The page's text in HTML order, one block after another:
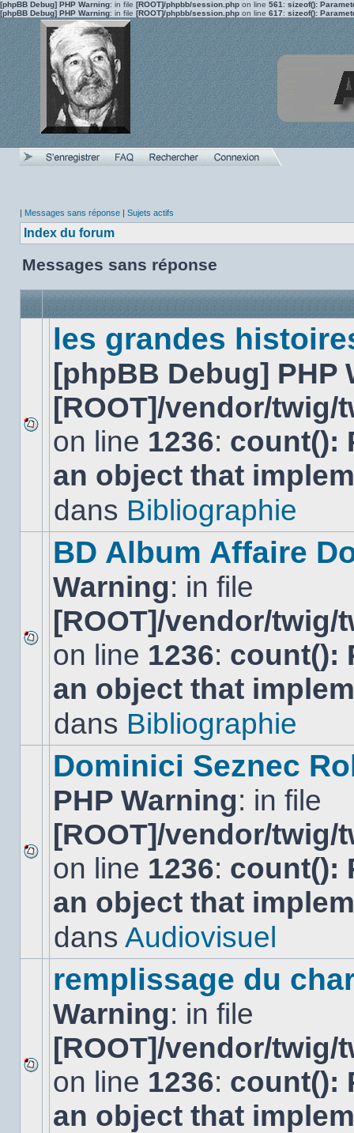
[phpBB Debug] PHP Warning: in file [ROOT]/phpbb/session.php on line 561 : sizeof():
[phpBB Debug] PHP Warning: in file [ROOT]/phpbb/session.php on line 617: sizeof():
| Messages sans réponse | Sujets actifs
Index du forum
Messages sans réponse
Aucun
nouveau
message
non-
dans
les grandes
[phpBB Debug] PHP
[ROOT]/vendor/
on line 1236: count():
an object that
dans Bibliographie
Aucun
nouveau
message
non-
dans
BD Album Affaire
Warning: in file
[ROOT]/vendor/
on line 1236: count():
an object that
dans Bibliographie
Aucun
nouveau
message
non-
dans
Dominici Seznec
PHP Warning: in file
[ROOT]/vendor/
on line 1236: count():
an object that
dans Audiovisuel
Aucun
nouveau
message
non-
remplissage du
Warning: in file
[ROOT]/vendor/
on line 1236: count():
an object that